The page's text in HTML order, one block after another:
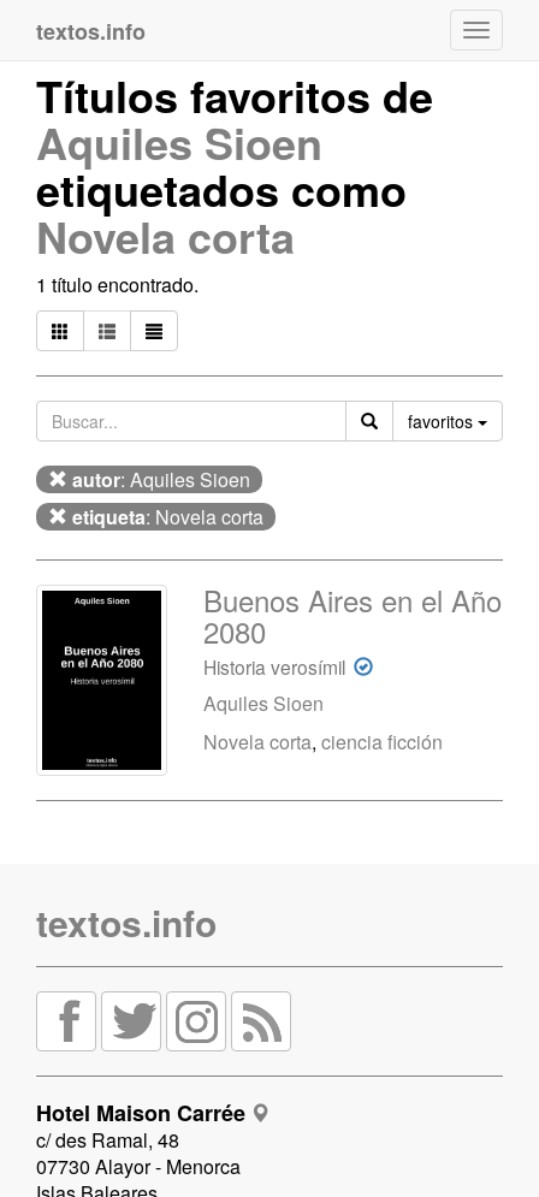
textos.info
Títulos favoritos de
Aquiles Sioen
etiquetados como
Novela corta
1 título encontrado.
favoritos
autor: Aquiles Sioen
etiqueta: Novela corta
Buenos Aires en el Año
2080
Historia verosímil
Aquiles Sioen
Novela corta,ciencia ficción
textos.info
Hotel Maison Carrée
c/ des Ramal, 48
07730 Alayor - Menorca